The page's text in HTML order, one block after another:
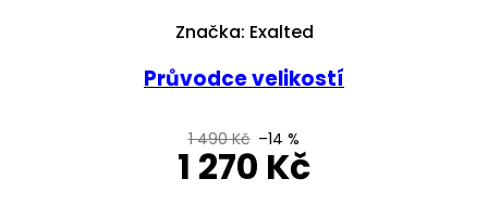
1 490 Kč –14 %
1 270 Kč
Průvodce velikostí
Značka: Exalted